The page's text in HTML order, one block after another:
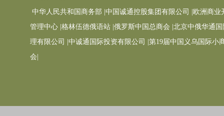
中华人民共和国商务部 | 中国诚通控股集团有限公司 |
欧洲商业
管理中心 | 格林伍德俄语站 | 俄罗斯中国总商会 | 北京中俄华通
理有限公司 | 中诚通国际投资有限公司 | 第19届中国义乌国际小
会|